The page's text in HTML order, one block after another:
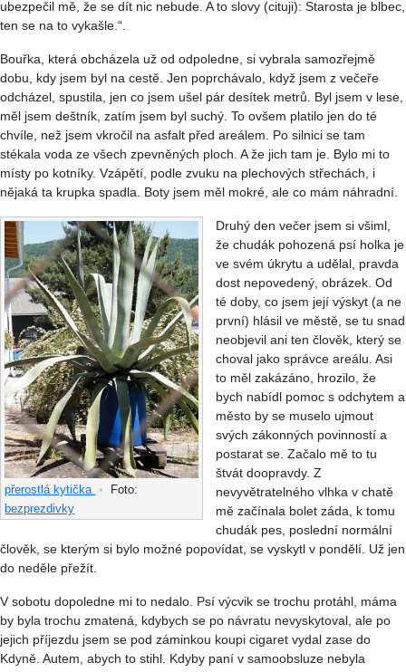
ubezpečil mě, že se dít nic nebude. A to slovy (cituji): Starosta je blbec,
ten se na to vykašle.“.
Bouřka, která obcházela už od odpoledne, si vybrala samozřejmě
dobu, kdy jsem byl na cestě. Jen poprchávalo, když jsem z večeře
odcházel, spustila, jen co jsem ušel pár desítek metrů. Byl jsem v lese,
měl jsem deštník, zatím jsem byl suchý. To ovšem platilo jen do té
chvíle, než jsem vkročil na asfalt před areálem. Po silnici se tam
stékala voda ze všech zpevněných ploch. A že jich tam je. Bylo mi to
místy po kotníky. Vzápětí, podle zvuku na plechových střechách, i
nějaká ta krupka spadla. Boty jsem měl mokré, ale co mám náhradní.
přerostlá kytička •
Foto:
bezprezdivky
Druhý den večer jsem si všiml,
že chudák pohozená psí holka je
ve svém úkrytu a udělal, pravda
dost nepovedený, obrázek. Od
té doby, co jsem její výskyt (a ne
první) hlásil ve městě, se tu snad
neobjevil ani ten člověk, který se
choval jako správce areálu. Asi
to měl zakázáno, hrozilo, že
bych nabídl pomoc s odchytem a
město by se muselo ujmout
svých zákonných povinností a
postarat se. Začalo mě to tu
štvát doopravdy. Z
nevyvětratelného vlhka v chatě
mě začínala bolet záda, k tomu
chudák pes, poslední normální
člověk, se kterým si bylo možné popovídat, se vyskytl v pondělí. Už jen
do neděle přežít.
V sobotu dopoledne mi to nedalo. Psí výcvik se trochu protáhl, máma
by byla trochu zmatená, kdybych se po návratu nevyskytoval, ale po
jejich příjezdu jsem se pod záminkou koupi cigaret vydal zase do
Kdyně. Autem, abych to stihl. Kdyby paní v samoobsluze nebyla